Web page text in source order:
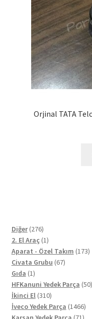
Orjinal TATA
Diğer 276276
ürün
2. El Araç 11
ürün
Aparat - Özel Takım 173
Civata Grubu 6767
Gıda 11
ürün
HFKanuni Yedek Parça 5050
İkinci El 310310
ürün
İveco Yedek Parça 1466
ürün
71